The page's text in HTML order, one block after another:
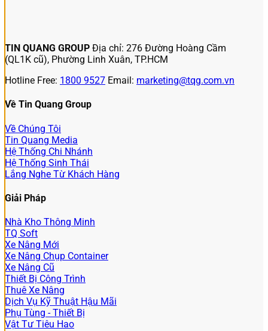
TIN QUANG GROUP Địa chỉ: 276 Đường Hoàng Cầm
(QL1K cũ), Phường Linh Xuân, TP.HCM
Hotline Free: 1800 9527 Email: marketing@tqg.com.vn
Về Tin Quang Group
Về Chúng Tôi
Tin Quang Media
Hệ Thống Chi Nhánh
Hệ Thống Sinh Thái
Lắng Nghe Từ Khách Hàng
Giải Pháp
Nhà Kho Thông Minh
TQ Soft
Xe Nâng Mới
Xe Nâng Chụp Container
Xe Nâng Cũ
Thiết Bị Công Trình
Thuê Xe Nâng
Dịch Vụ Kỹ Thuật Hậu Mãi
Phụ Tùng - Thiết Bị
Vật Tư Tiêu Hao